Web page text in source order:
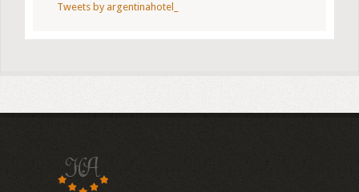
Tweets by argentinahotel_